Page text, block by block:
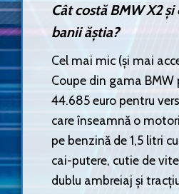
Cât costă BMW X2
banii ăștia?
Cel mai mic (și mai
Coupe din gama BMW
44.685 euro pentru
care înseamnă o
pe benzină de 1,5 litri
cai-putere, cutie de
dublu ambreiaj și